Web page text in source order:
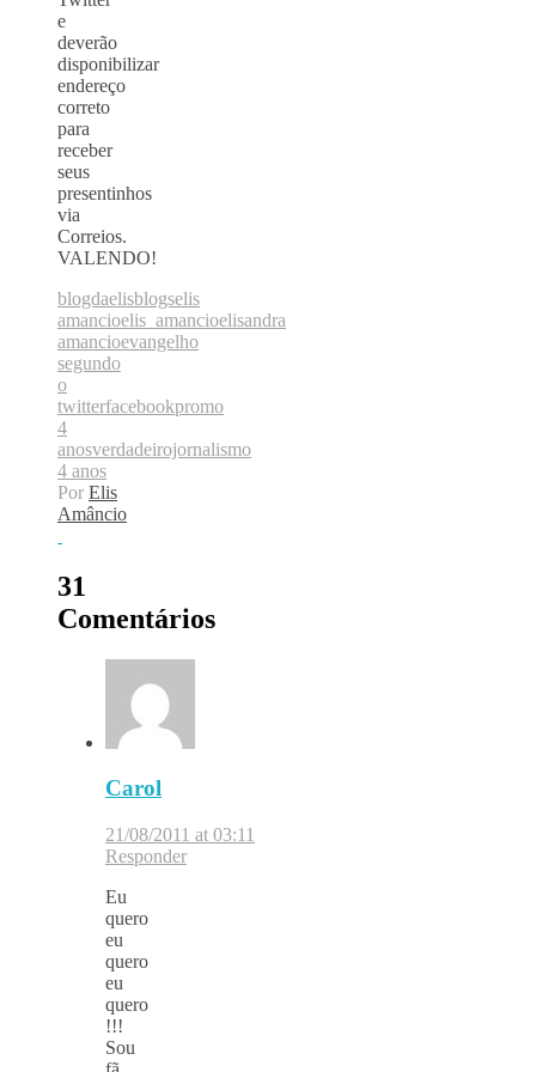
e
deverão
disponibilizar
endereço
correto
para
receber
seus
presentinhos
via
Correios.
VALENDO!
blogdaelisblogselis
amancioelis_amancioelisandra
amancioevangelho
segundo
o
twitterfacebookpromo
4
anosverdadeirojornalismo
4 anos
Por Elis
Amâncio
31
Comentários
Carol
21/08/2011 at 03:11
Responder
Eu
quero
eu
quero
eu
quero
!!!
Sou